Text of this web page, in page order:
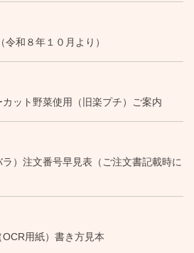
（令和８年１０月より）
ット野菜使用（旧楽プチ）ご案内
）注文番号早見表（ご注文書記載時に
用紙）書き方見本